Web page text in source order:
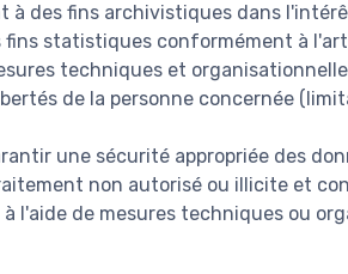
à des fins archivistiques dans
fins statistiques conformément à
techniques et
de la personne concernée
une sécurité appropriée des
non autorisé ou illicite et
l'aide de mesures techniques ou